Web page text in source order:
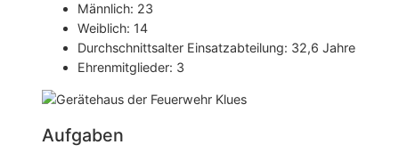
Männlich: 23
Weiblich: 14
Durchschnittsalter Einsatzabteilung: 32,6 Jahre
Ehrenmitglieder: 3
Aufgaben